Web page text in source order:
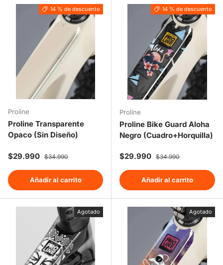
14 % de descuento
Proline
Proline Transparente
Opaco (Sin Diseño)
Precio de venta
$29.990 Precio normal
$34.990
Añadir al carrito
14 % de descuento
Proline
Proline Bike Guard Aloha
Negro (Cuadro+Horquilla)
Precio de venta
$29.990 Precio normal
$34.990
Añadir al carrito
Agotado Agotado